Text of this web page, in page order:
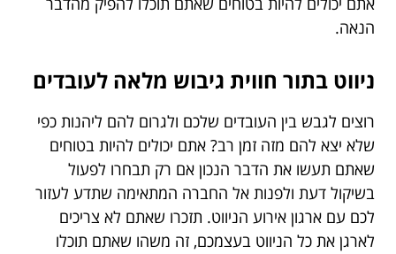
הנאה.
ניווט בתור חווית גיבוש מלאה לעובדים
רוצים לגבש בין העובדים שלכם ולגרום להם ליהנות כפי
שלא יצא להם מזה זמן רב? אתם יכולים להיות בטוחים
שאתם תעשו את הדבר הנכון אם רק תבחרו לפעול
בשיקול דעת ולפנות אל החברה המתאימה שתדע לעזור
לכם עם ארגון אירוע הניווט. תזכרו שאתם לא צריכים
לארגן את כל הניווט בעצמכם, זה משהו שאתם תוכלו